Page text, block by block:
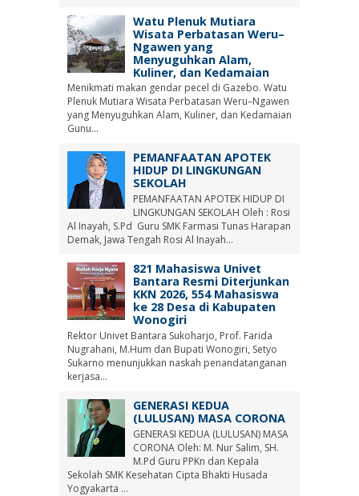
Watu Plenuk Mutiara
Wisata Perbatasan Weru–
Ngawen yang
Menyuguhkan Alam,
Kuliner, dan Kedamaian
Menikmati makan gendar pecel di Gazebo. Watu
Plenuk Mutiara Wisata Perbatasan Weru–Ngawen
yang Menyuguhkan Alam, Kuliner, dan Kedamaian
Gunu...
PEMANFAATAN APOTEK
HIDUP DI LINGKUNGAN
SEKOLAH
PEMANFAATAN APOTEK HIDUP DI
LINGKUNGAN SEKOLAH Oleh : Rosi
Al Inayah, S.Pd Guru SMK Farmasi Tunas Harapan
Demak, Jawa Tengah Rosi Al Inayah...
821 Mahasiswa Univet
Bantara Resmi Diterjunkan
KKN 2026, 554 Mahasiswa
ke 28 Desa di Kabupaten
Wonogiri
Rektor Univet Bantara Sukoharjo, Prof. Farida
Nugrahani, M.Hum dan Bupati Wonogiri, Setyo
Sukarno menunjukkan naskah penandatanganan
kerjasa...
GENERASI KEDUA
(LULUSAN) MASA CORONA
GENERASI KEDUA (LULUSAN) MASA
CORONA Oleh: M. Nur Salim, SH.
M.Pd Guru PPKn dan Kepala
Sekolah SMK Kesehatan Cipta Bhakti Husada
Yogyakarta ...